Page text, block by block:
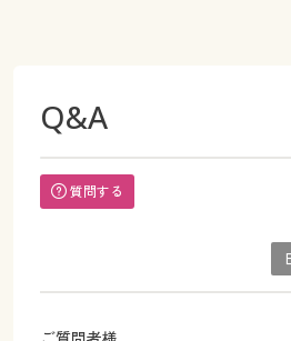
Q&A
質問する